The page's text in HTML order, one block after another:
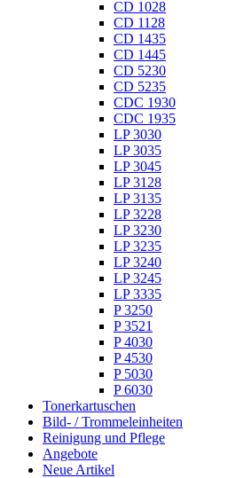
CD 1028
CD 1128
CD 1435
CD 1445
CD 5230
CD 5235
CDC 1930
CDC 1935
LP 3030
LP 3035
LP 3045
LP 3128
LP 3135
LP 3228
LP 3230
LP 3235
LP 3240
LP 3245
LP 3335
P 3250
P 3521
P 4030
P 4530
P 5030
P 6030
Tonerkartuschen
Bild- / Trommeleinheiten
Reinigung und Pflege
Angebote
Neue Artikel